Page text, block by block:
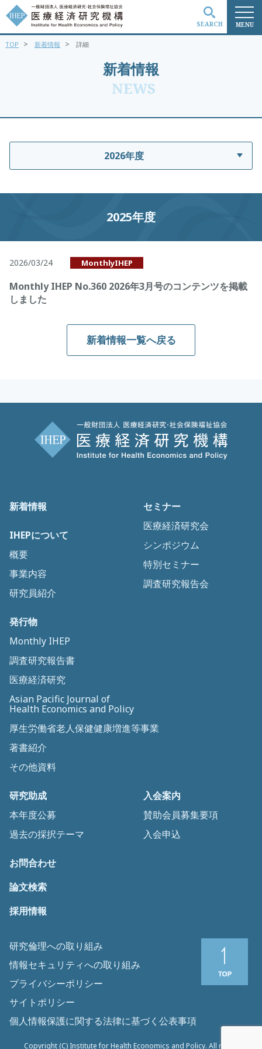
MENU
SEARCH
新着情報
NEWS
TOP > 新着情報 > 詳細
2026年度
2025年度
2026/03/24 MonthlyIHEP
Monthly IHEP No.360 2026年3月号のコンテンツを掲載
しました
新着情報一覧へ戻る
新着情報
IHEPについて
概要
事業内容
研究員紹介
セミナー
医療経済研究会
シンポジウム
特別セミナー
調査研究報告会
発行物
Monthly IHEP
調査研究報告書
医療経済研究
Asian Pacific Journal of
Health Economics and Policy
厚生労働省老人保健健康増進等事業
著書紹介
その他資料
研究助成
本年度公募
過去の採択テーマ
入会案内
賛助会員募集要項
入会申込
お問合わせ
論文検索
採用情報
研究倫理への取り組み
情報セキュリティへの取り組み
プライバシーポリシー
サイトポリシー
個人情報保護に関する法律に基づく公表事項
Copyright (C) Institute for Health Economics and Policy. All rights